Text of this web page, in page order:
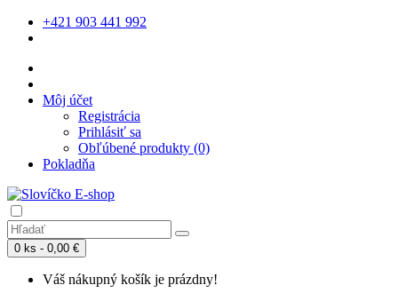
+421 903 441 992
Môj účet
Registrácia
Prihlásiť sa
Obľúbené produkty (0)
Pokladňa
0 ks - 0,00 €
Váš nákupný košík je prázdny!